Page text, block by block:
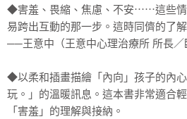
分展現圖像的力量。
◆害羞、畏縮、焦慮、不安⋯⋯這些情
易跨出互動的那一步。這時同儕的了
──王意中（王意中心理治療所 所長／
◆以柔和插畫描繪「內向」孩子的內
玩。」的溫暖訊息。這本書非常適合
「害羞」的理解與接納。